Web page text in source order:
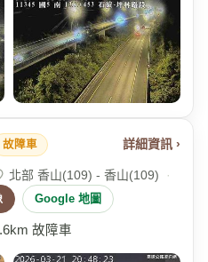
故障車 詳細資訊 ›
北部 香山(109) - 香山(109)
·
Google 地圖
故障車